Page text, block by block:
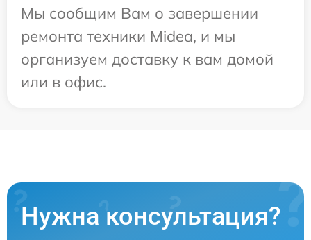
Мы сообщим Вам о завершении
ремонта техники Midea, и мы
организуем доставку к вам домой
или в офис.
Нужна консультация?